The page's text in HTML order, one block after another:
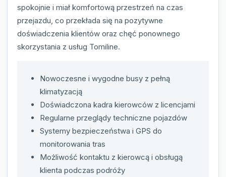
spokojnie i miał komfortową przestrzeń na czas
przejazdu, co przekłada się na pozytywne
doświadczenia klientów oraz chęć ponownego
skorzystania z usług Tomiline.
Nowoczesne i wygodne busy z pełną
klimatyzacją
Doświadczona kadra kierowców z licencjami
Regularne przeglądy techniczne pojazdów
Systemy bezpieczeństwa i GPS do
monitorowania tras
Możliwość kontaktu z kierowcą i obsługą
klienta podczas podróży